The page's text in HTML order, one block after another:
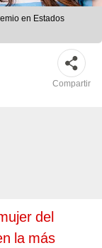
en Estados
Compartir
del
la más